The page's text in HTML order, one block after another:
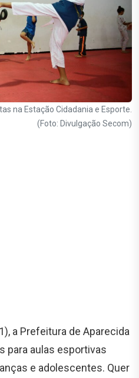
na Estação Cidadania e Esporte.
(Foto: Divulgação Secom)
a Prefeitura de Aparecida
para aulas esportivas
e adolescentes. Quer